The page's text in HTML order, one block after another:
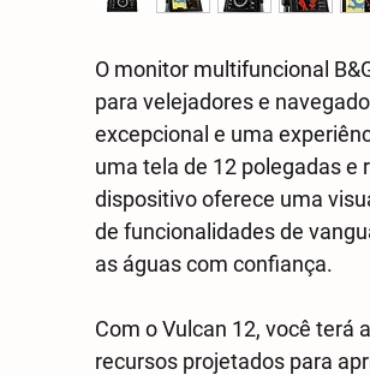
O monitor multifuncional
para velejadores e
excepcional e uma
uma tela de 12 polegadas e
dispositivo oferece uma
de funcionalidades de
as águas com confiança.
Com o Vulcan 12, você terá
recursos projetados para